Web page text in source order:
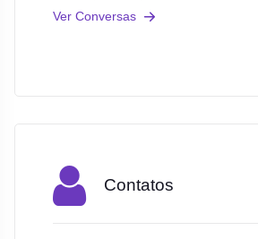
Ver Conversas
Contatos